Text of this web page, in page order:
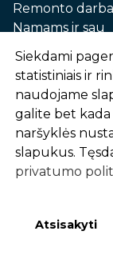
Remonto
Namams ir sau
Automobilių
Sodui ir daržui
Informacija
Apie mus
Prekių pirkimo
Prekių
Garantinis
Privatumo
-
1
2
%
n
u
o
l
a
i
d
a
Siekdami
statistiniais ir
naudojame
galite bet
naršyklės
slapukus.
privatumo
Atsisakyti